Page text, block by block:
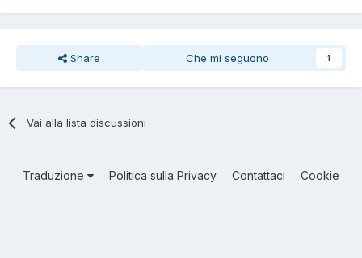
Share Che mi seguono 1
Vai alla lista discussioni
Traduzione Politica sulla Privacy Contattaci Cookie